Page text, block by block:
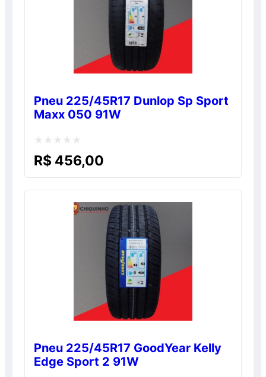
Pneu 225/45R17 Dunlop Sp Sport
Maxx 050 91W
Avaliação
R$ 456,00
Pneu 225/45R17 GoodYear Kelly
Edge Sport 2 91W